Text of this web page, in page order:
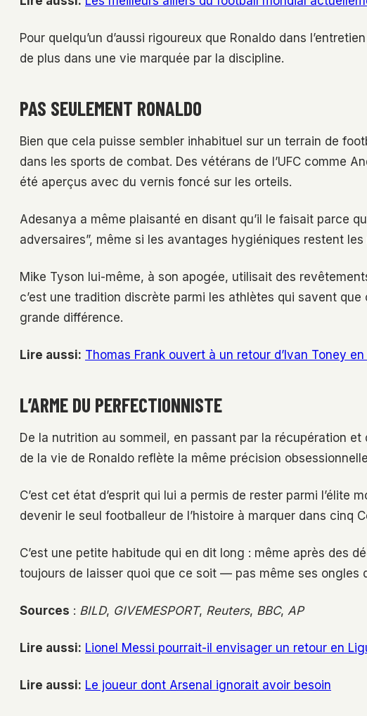
Pour quelqu’un d’aussi rigoureux que Ronaldo dans
de plus dans une vie marquée par la discipline.
PAS SEULEMENT RONALDO
Bien que cela puisse sembler inhabituel sur un terrain de
dans les sports de combat. Des vétérans de l’UFC comme
été aperçus avec du vernis foncé sur les orteils.
Adesanya a même plaisanté en disant qu’il le faisait parce
adversaires”, même si les avantages hygiéniques restent les
Mike Tyson lui-même, à son apogée, utilisait des
c’est une tradition discrète parmi les athlètes qui savent
grande différence.
Lire aussi: Thomas Frank ouvert à un retour d’Ivan Toney
L’ARME DU PERFECTIONNISTE
De la nutrition au sommeil, en passant par la récupération
de la vie de Ronaldo reflète la même précision
C’est cet état d’esprit qui lui a permis de rester parmi l’élite
devenir le seul footballeur de l’histoire à marquer dans cinq
C’est une petite habitude qui en dit long : même après des
toujours de laisser quoi que ce soit — pas même ses ongles
Sources : BILD, GIVEMESPORT, Reuters, BBC, AP
Lire aussi: Lionel Messi pourrait-il envisager un retour en
Lire aussi: Le joueur dont Arsenal ignorait avoir besoin